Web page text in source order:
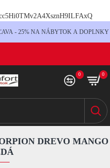
- 25% NA NÁBYTOK A DOPLNKY
0 0
DREVO MANGO